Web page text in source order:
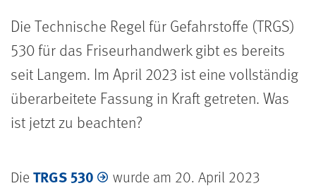
Die Technische Regel für Gefahrstoffe (TRGS)
530 für das Friseurhandwerk gibt es bereits
seit Langem. Im April 2023 ist eine vollständig
überarbeitete Fassung in Kraft getreten. Was
ist jetzt zu beachten?
Die TRGS 530
wurde am 20. April 2023